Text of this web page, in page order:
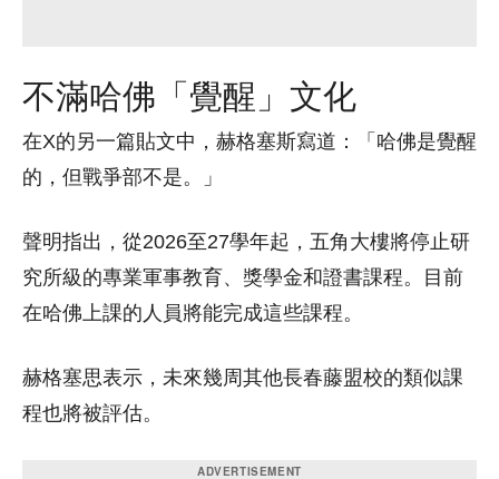
不滿哈佛「覺醒」文化
在X的另一篇貼文中，赫格塞斯寫道：「哈佛是覺醒
的，但戰爭部不是。」
聲明指出，從2026至27學年起，五角大樓將停止研
究所級的專業軍事教育、獎學金和證書課程。目前
在哈佛上課的人員將能完成這些課程。
赫格塞思表示，未來幾周其他長春藤盟校的類似課
程也將被評估。